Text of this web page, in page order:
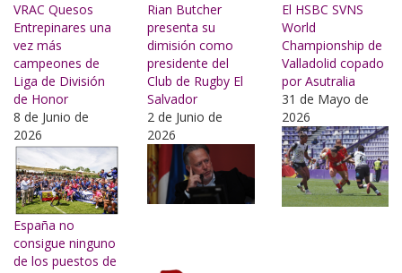
VRAC Quesos
Entrepinares una
vez más
campeones de
Liga de División
de Honor
8 de Junio de
2026
Rian Butcher
presenta su
dimisión como
presidente del
Club de Rugby El
Salvador
2 de Junio de
2026
El HSBC SVNS
World
Championship de
Valladolid copado
por Asutralia
31 de Mayo de
2026
España no
consigue ninguno
de los puestos de